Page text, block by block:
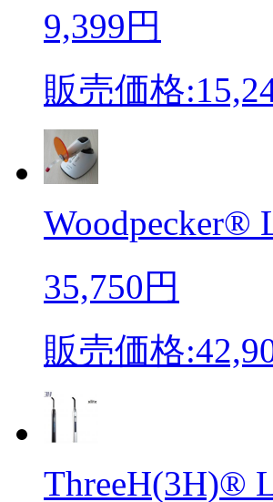
9,399円
販売価格
Woodpecker®
35,750円
販売価格
ThreeH(3H)®